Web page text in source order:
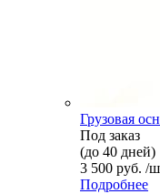
Грузовая
Под заказ
(до 40 дней)
3 500 руб. /
Подробнее